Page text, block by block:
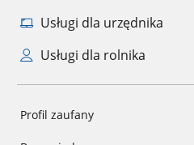
Usługi dla urzędnika
Usługi dla rolnika
Profil zaufany